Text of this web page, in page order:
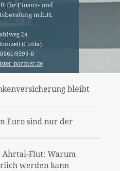
für Finanz- und
m.b.H.
2a
(Fulda)
9399-0
partner.de
bleibt
Euro sind nur der
Ahrtal-Flut: Warum
werden kann